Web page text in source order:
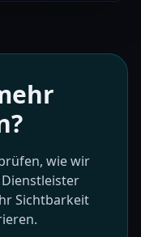
wie wir
Sichtbarkeit